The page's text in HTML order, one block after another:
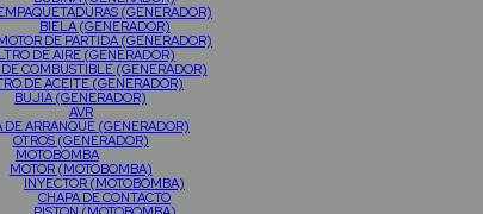
(GENERADOR)
BIELA (GENERADOR)
DE PARTIDA (GENERADOR)
DE AIRE (GENERADOR)
DE COMBUSTIBLE (GENERADOR)
DE ACEITE (GENERADOR)
BUJIA (GENERADOR)
AVR
DE ARRANQUE (GENERADOR)
OTROS (GENERADOR)
MOTOBOMBA
MOTOR (MOTOBOMBA)
INYECTOR (MOTOBOMBA)
CHAPA DE CONTACTO